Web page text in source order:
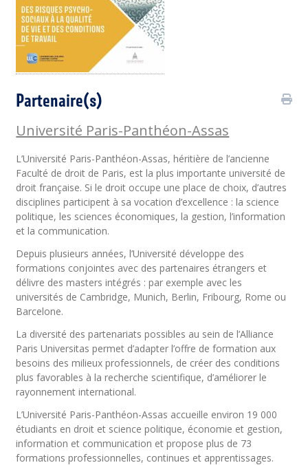
Partenaire(s)
Université Paris-Panthéon-Assas
L’Université Paris-Panthéon-Assas, héritière de l’ancienne
Faculté de droit de Paris, est la plus importante université de
droit française. Si le droit occupe une place de choix, d’autres
disciplines participent à sa vocation d’excellence : la science
politique, les sciences économiques, la gestion, l’information
et la communication.
Depuis plusieurs années, l’Université développe des
formations conjointes avec des partenaires étrangers et
délivre des masters intégrés : par exemple avec les
universités de Cambridge, Munich, Berlin, Fribourg, Rome ou
Barcelone.
La diversité des partenariats possibles au sein de l’Alliance
Paris Universitas permet d’adapter l’offre de formation aux
besoins des milieux professionnels, de créer des conditions
plus favorables à la recherche scientifique, d’améliorer le
rayonnement international.
L’Université Paris-Panthéon-Assas accueille environ 19 000
étudiants en droit et science politique, économie et gestion,
information et communication et propose plus de 73
formations professionnelles, continues et apprentissages.